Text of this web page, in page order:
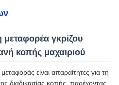
γκρίζου
κοπής μαχαιριού
μεταφοράς είναι απαραίτητες για τη
διαδικασίας κοπής, παρέχοντας